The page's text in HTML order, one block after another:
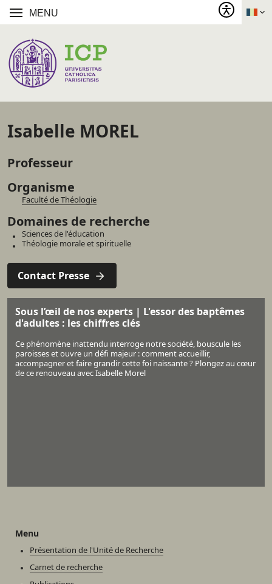
MENU
Isabelle MOREL
Professeur
Organisme
Faculté de Théologie
Domaines de recherche
Sciences de l'éducation
Théologie morale et spirituelle
Contact Presse
Sous l’œil de nos experts | L'essor des baptêmes
d'adultes : les chiffres clés
Ce phénomène inattendu interroge notre société, bouscule les
paroisses et ouvre un défi majeur : comment accueillir,
accompagner et faire grandir cette foi naissante ? Plongez au cœur
de ce renouveau avec Isabelle Morel
Menu
Présentation de l'Unité de Recherche
Carnet de recherche